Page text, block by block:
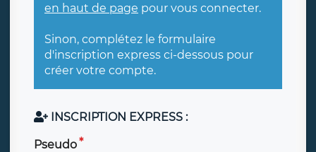
en haut de page pour vous connecter.
Sinon, complétez le formulaire
d'inscription express ci-dessous pour
créer votre compte.
INSCRIPTION EXPRESS :
Pseudo